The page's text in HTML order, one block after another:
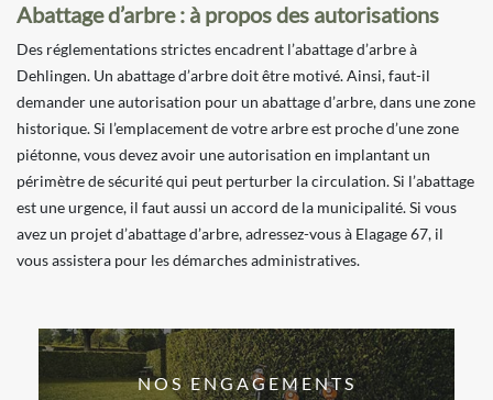
Abattage d’arbre : à propos des autorisations
Des réglementations strictes encadrent l’abattage d’arbre à
Dehlingen. Un abattage d’arbre doit être motivé. Ainsi, faut-il
demander une autorisation pour un abattage d’arbre, dans une zone
historique. Si l’emplacement de votre arbre est proche d’une zone
piétonne, vous devez avoir une autorisation en implantant un
périmètre de sécurité qui peut perturber la circulation. Si l’abattage
est une urgence, il faut aussi un accord de la municipalité. Si vous
avez un projet d’abattage d’arbre, adressez-vous à Elagage 67, il
vous assistera pour les démarches administratives.
NOS ENGAGEMENTS